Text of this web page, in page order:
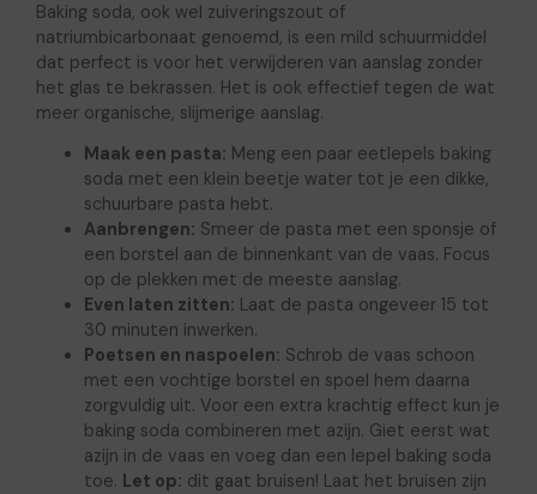
Baking soda, ook wel zuiveringszout of
natriumbicarbonaat genoemd, is een mild schuurmiddel
dat perfect is voor het verwijderen van aanslag zonder
het glas te bekrassen. Het is ook effectief tegen de wat
meer organische, slijmerige aanslag.
Maak een pasta: Meng een paar eetlepels baking
soda met een klein beetje water tot je een dikke,
schuurbare pasta hebt.
Aanbrengen: Smeer de pasta met een sponsje of
een borstel aan de binnenkant van de vaas. Focus
op de plekken met de meeste aanslag.
Even laten zitten: Laat de pasta ongeveer 15 tot
30 minuten inwerken.
Poetsen en naspoelen: Schrob de vaas schoon
met een vochtige borstel en spoel hem daarna
zorgvuldig uit. Voor een extra krachtig effect kun je
baking soda combineren met azijn. Giet eerst wat
azijn in de vaas en voeg dan een lepel baking soda
toe. Let op: dit gaat bruisen! Laat het bruisen zijn